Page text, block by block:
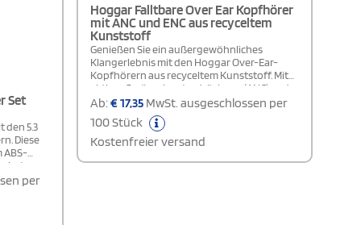
Set
den 5.3
Diese
ABS-
kann.
und
per
Hoggar Falltbare Over Ear Kopfhörer
mit ANC und ENC aus recyceltem
Kunststoff
Genießen Sie ein außergewöhnliches
Klangerlebnis mit den Hoggar Over-Ear-
Kopfhörern aus recyceltem Kunststoff. Mit
aktiver Geräuschunterdrückung (ANC) und
Umgebungsgeräuschunterdrückung (ENC)
sorgen sie überall für klaren, immersiven
Sound. Die Kopfhörer sind mit eleganten
Details gestaltet, zusammenklappbar und
einfache Lagerung und Transport geliefert.
Ab:€17,35MwSt. ausgeschlossen per
100 Stück
Kostenfreier versand